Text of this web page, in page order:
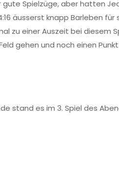
gute Spielzüge, aber hatten
äusserst knapp Barleben für
zu einer Auszeit bei diesem
gehen und noch einen
stand es im 3. Spiel des